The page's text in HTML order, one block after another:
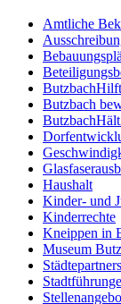
Amtliche
ButzbachHilft
Butzbach
Haushalt
Kinder- und
Kinderrechte
Kneippen in
Museum